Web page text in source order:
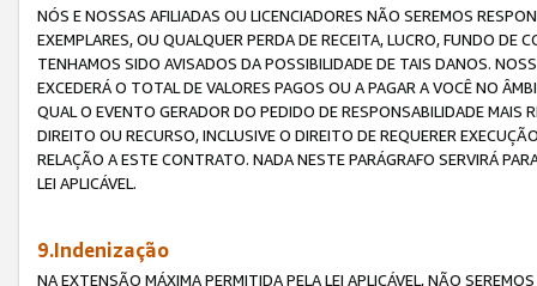
NÓS E NOSSAS AFILIADAS OU LICENCIADORES NÃO SEREMOS
EXEMPLARES, OU QUALQUER PERDA DE RECEITA, LUCRO, FUNDO
TENHAMOS SIDO AVISADOS DA POSSIBILIDADE DE TAIS DANOS.
EXCEDERÁ O TOTAL DE VALORES PAGOS OU A PAGAR A VOCÊ NO
QUAL O EVENTO GERADOR DO PEDIDO DE RESPONSABILIDADE
DIREITO OU RECURSO, INCLUSIVE O DIREITO DE REQUERER
RELAÇÃO A ESTE CONTRATO. NADA NESTE PARÁGRAFO SERVIRÁ
LEI APLICÁVEL.
9.Indenização
NA EXTENSÃO MÁXIMA PERMITIDA PELA LEI APLICÁVEL, NÃO